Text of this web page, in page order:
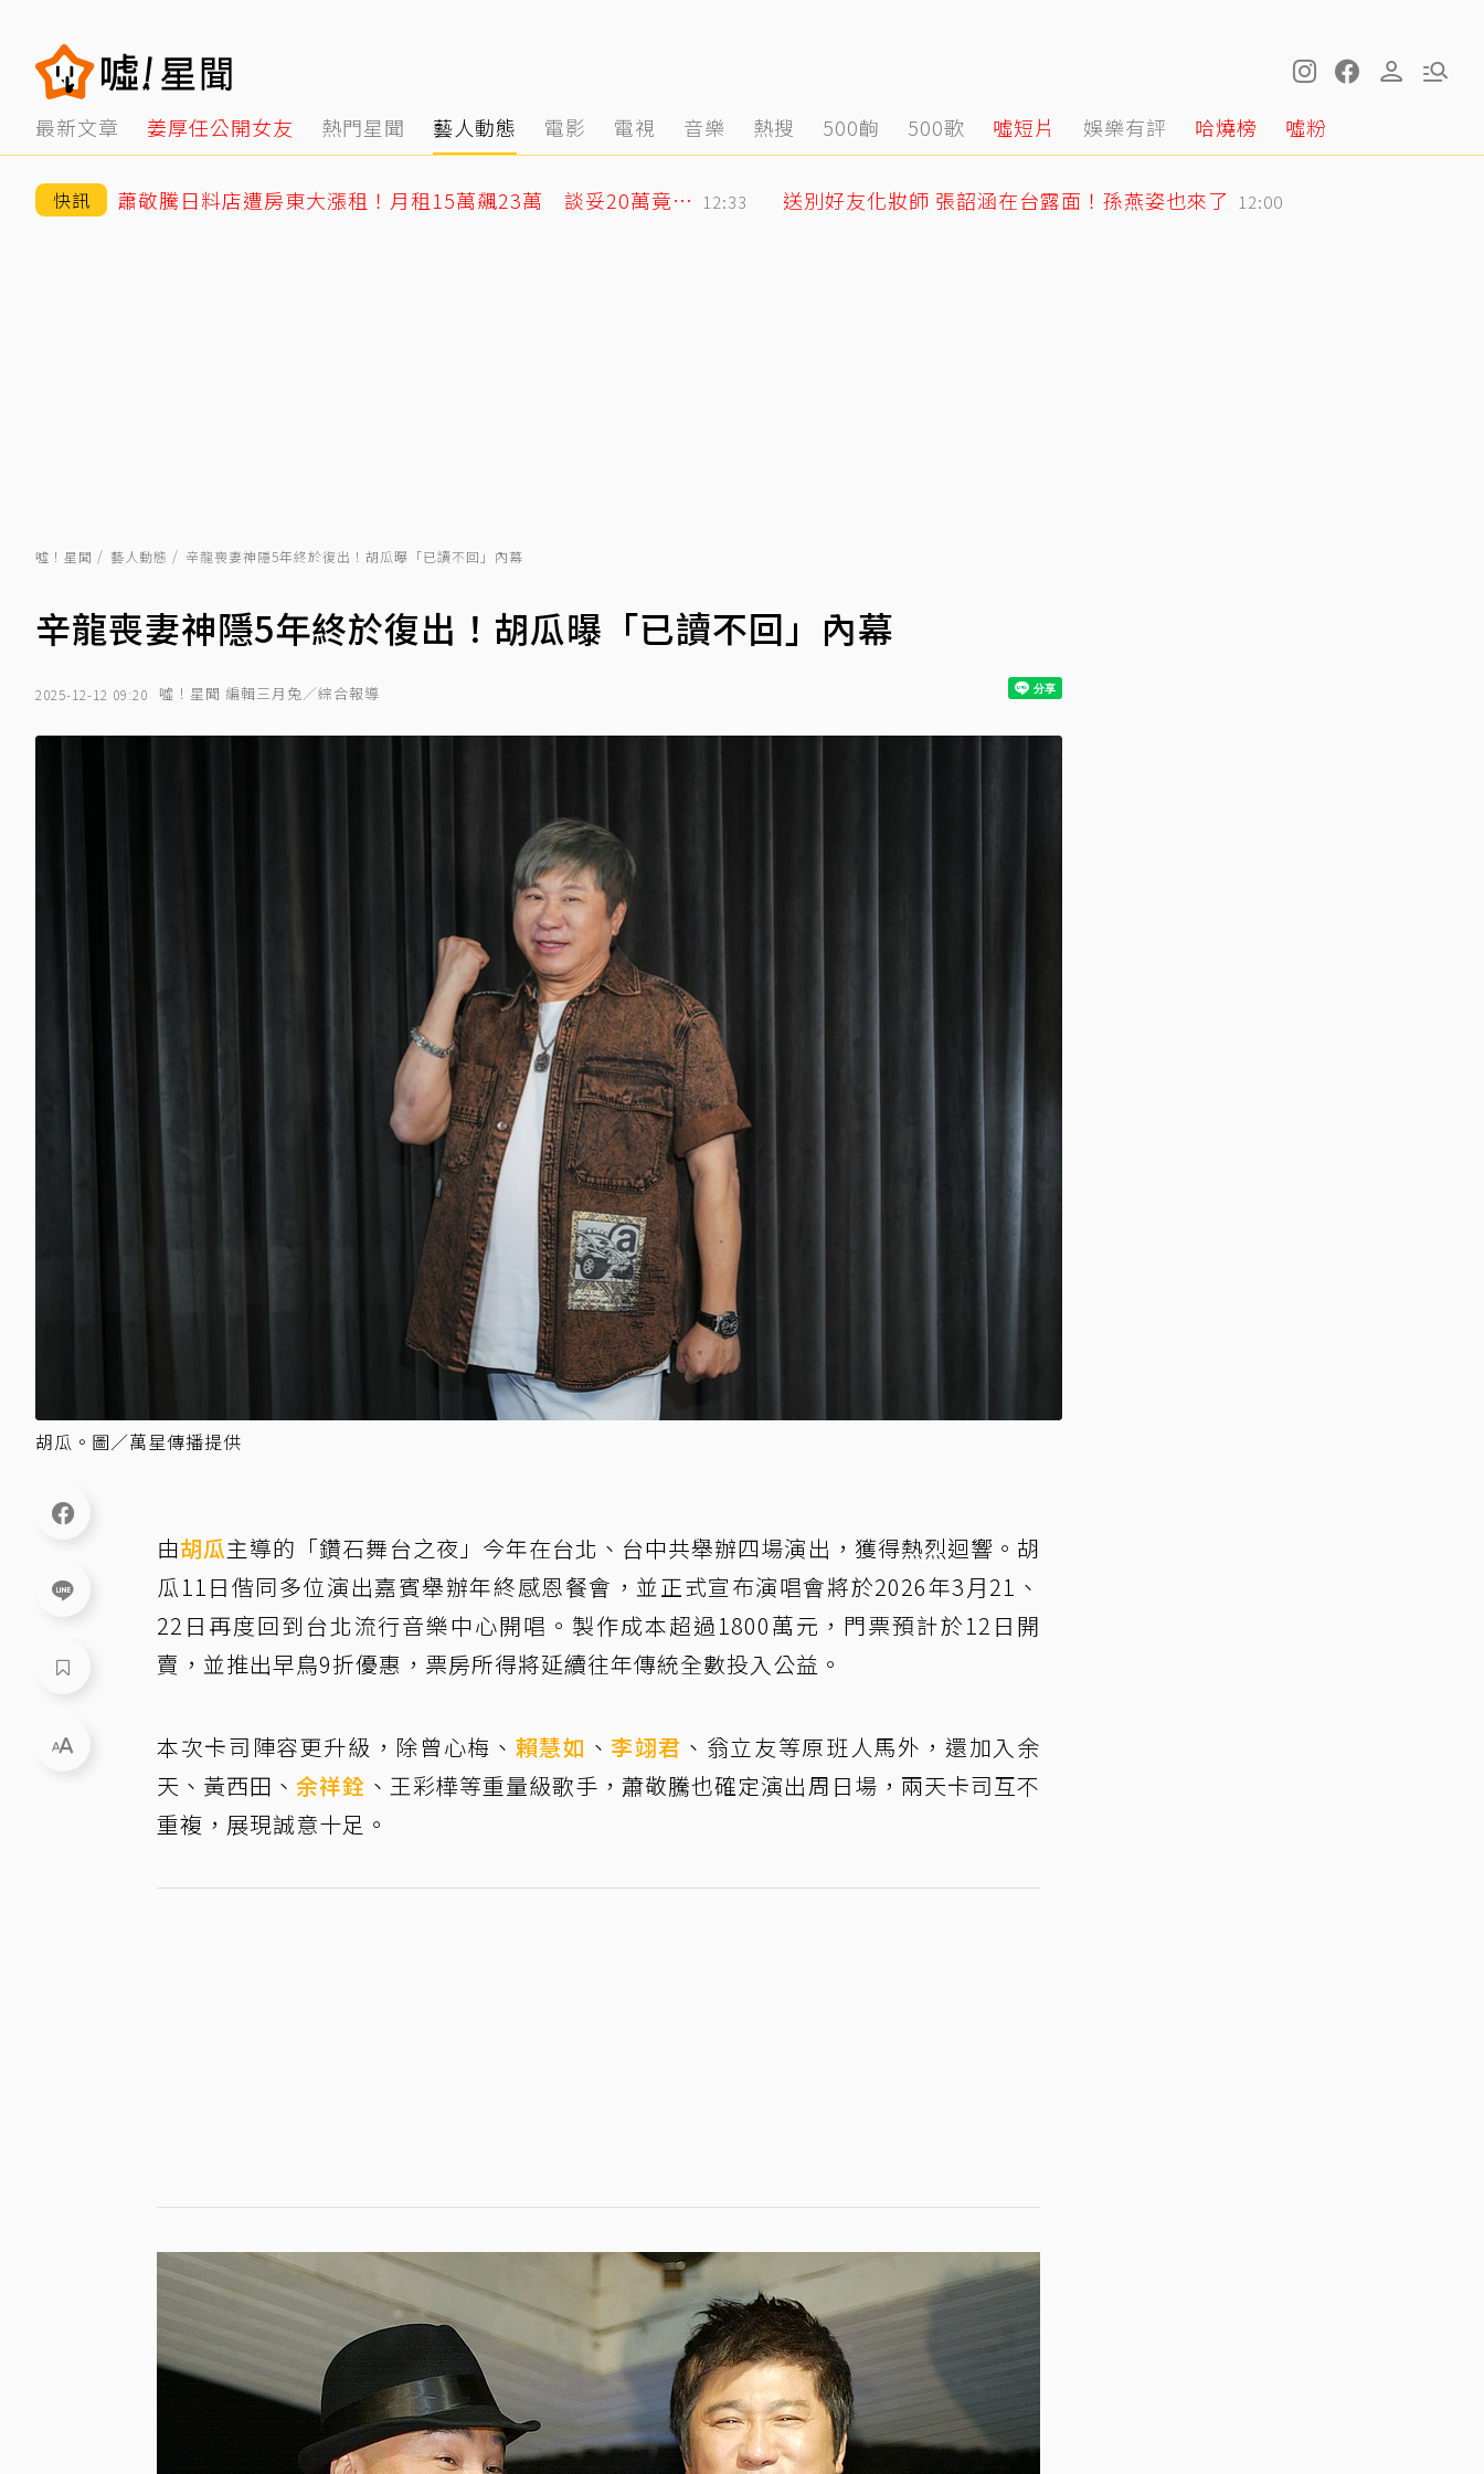
最新文章 姜厚任公開女友 熱門星聞 藝人動態 電影 電視 音樂 熱搜 500齣 500歌 噓短片 娛樂有評 哈燒榜 噓粉
快訊 蕭敬騰日料店遭房東大漲租！月租15萬飆23萬 談妥20萬竟臨時反悔不續租 12:33 送別好友化妝師 張韶涵在台露面！孫燕姿也來了 12:00
噓！星聞 藝人動態 辛龍喪妻神隱5年終於復出！胡瓜曝「已讀不回」內幕
辛龍喪妻神隱5年終於復出！胡瓜曝「已讀不回」內幕
2025-12-12 09:20 噓！星聞 編輯三月兔／綜合報導
胡瓜。圖／萬星傳播提供
由胡瓜主導的「鑽石舞台之夜」今年在台北、台中共舉辦四場演出，獲得熱烈迴響。胡
瓜11日偕同多位演出嘉賓舉辦年終感恩餐會，並正式宣布演唱會將於2026年3月21、
22日再度回到台北流行音樂中心開唱。製作成本超過1800萬元，門票預計於12日開
賣，並推出早鳥9折優惠，票房所得將延續往年傳統全數投入公益。
本次卡司陣容更升級，除曾心梅、 賴慧如 、 李翊君 、翁立友等原班人馬外，還加入余
天、黃西田、余祥銓 、王彩樺等重量級歌手，蕭敬騰也確定演出周日場，兩天卡司互不
重複，展現誠意十足。